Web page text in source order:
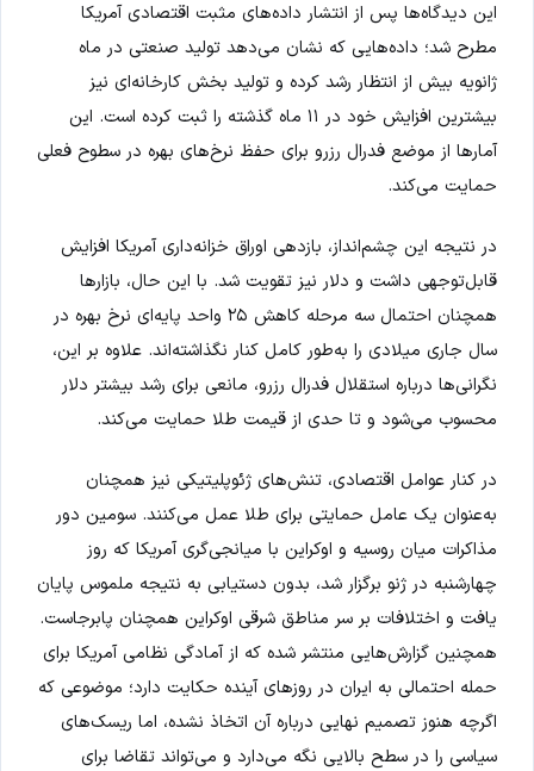
این دیدگاه‌ها پس از انتشار داده‌های مثبت اقتصادی آمریکا
مطرح شد؛ داده‌هایی که نشان می‌دهد تولید صنعتی در ماه
ژانویه بیش از انتظار رشد کرده و تولید بخش کارخانه‌ای نیز
بیشترین افزایش خود در ۱۱ ماه گذشته را ثبت کرده است. این
آمارها از موضع فدرال رزرو برای حفظ نرخ‌های بهره در سطوح فعلی
حمایت می‌کند.
در نتیجه این چشم‌انداز، بازدهی اوراق خزانه‌داری آمریکا افزایش
قابل‌توجهی داشت و دلار نیز تقویت شد. با این حال، بازارها
همچنان احتمال سه مرحله کاهش ۲۵ واحد پایه‌ای نرخ بهره در
سال جاری میلادی را به‌طور کامل کنار نگذاشته‌اند. علاوه بر این،
نگرانی‌ها درباره استقلال فدرال رزرو، مانعی برای رشد بیشتر دلار
محسوب می‌شود و تا حدی از قیمت طلا حمایت می‌کند.
در کنار عوامل اقتصادی، تنش‌های ژئوپلیتیکی نیز همچنان
به‌عنوان یک عامل حمایتی برای طلا عمل می‌کنند. سومین دور
مذاکرات میان روسیه و اوکراین با میانجی‌گری آمریکا که روز
چهارشنبه در ژنو برگزار شد، بدون دستیابی به نتیجه ملموس پایان
یافت و اختلافات بر سر مناطق شرقی اوکراین همچنان پابرجاست.
همچنین گزارش‌هایی منتشر شده که از آمادگی نظامی آمریکا برای
حمله احتمالی به ایران در روزهای آینده حکایت دارد؛ موضوعی که
اگرچه هنوز تصمیم نهایی درباره آن اتخاذ نشده، اما ریسک‌های
سیاسی را در سطح بالایی نگه می‌دارد و می‌تواند تقاضا برای